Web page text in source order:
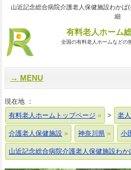
山近記念総合病院介護老人保健施設わか
細
有料老人ホーム
全国の有料老人ホームなどの
MENU
現在地 ：
有料老人ホームトップページ
> 老
介護老人保健施設 神奈川県 小
山近記念総合病院介護老人保健施設わか